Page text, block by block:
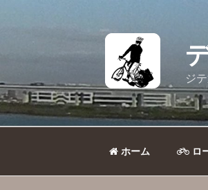
へ
ス
キ
ジ
ホーム ロ